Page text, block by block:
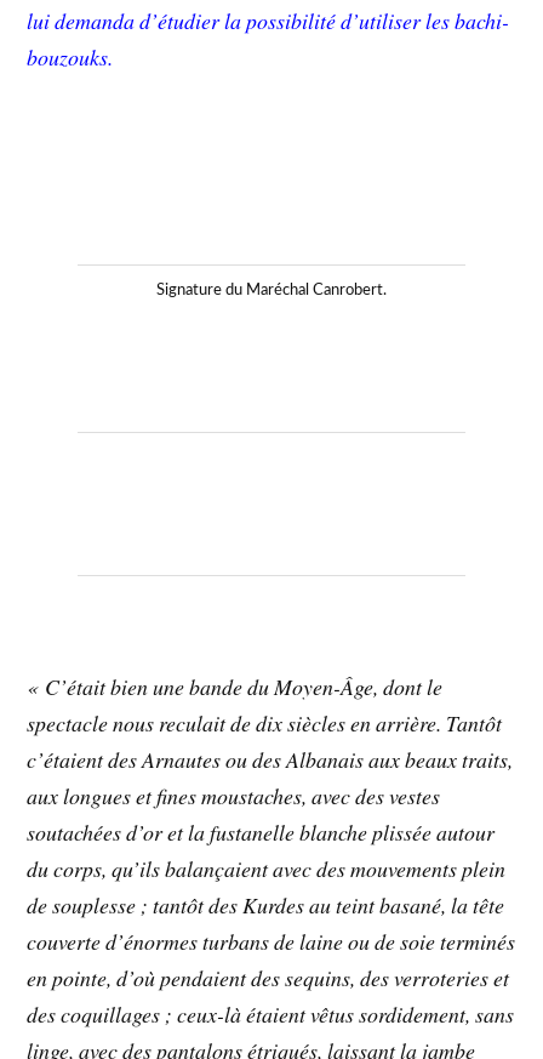
lui demanda d’étudier la possibilité d’utiliser les bachi-
bouzouks.
Signature du Maréchal Canrobert.
« C’était bien une bande du Moyen-Âge, dont le
spectacle nous reculait de dix siècles en arrière. Tantôt
c’étaient des Arnautes ou des Albanais aux beaux traits,
aux longues et fines moustaches, avec des vestes
soutachées d’or et la fustanelle blanche plissée autour
du corps, qu’ils balançaient avec des mouvements plein
de souplesse ; tantôt des Kurdes au teint basané, la tête
couverte d’énormes turbans de laine ou de soie terminés
en pointe, d’où pendaient des sequins, des verroteries et
des coquillages ; ceux-là étaient vêtus sordidement, sans
linge, avec des pantalons étriqués, laissant la jambe